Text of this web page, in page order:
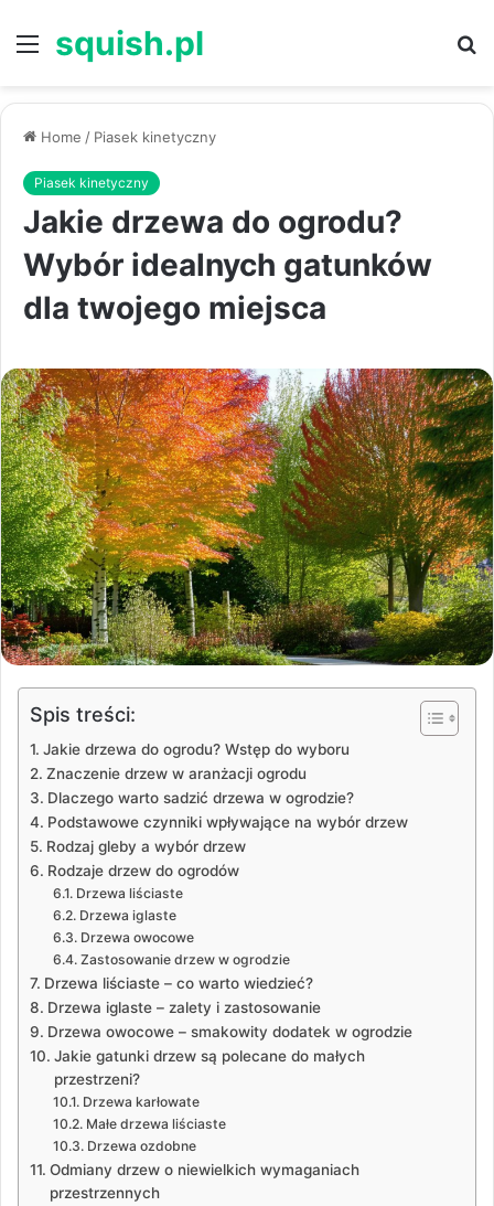
Menu
squish.pl
Home / Piasek kinetyczny
Piasek kinetyczny
Jakie drzewa do ogrodu?
Wybór idealnych gatunków
dla twojego miejsca
Spis treści:
Jakie drzewa do ogrodu? Wstęp do wyboru
Znaczenie drzew w aranżacji ogrodu
Dlaczego warto sadzić drzewa w ogrodzie?
Podstawowe czynniki wpływające na wybór drzew
Rodzaj gleby a wybór drzew
Rodzaje drzew do ogrodów
Drzewa liściaste
Drzewa iglaste
Drzewa owocowe
Zastosowanie drzew w ogrodzie
Drzewa liściaste – co warto wiedzieć?
Drzewa iglaste – zalety i zastosowanie
Drzewa owocowe – smakowity dodatek w ogrodzie
Jakie gatunki drzew są polecane do małych
przestrzeni?
Drzewa karłowate
Małe drzewa liściaste
Drzewa ozdobne
Odmiany drzew o niewielkich wymaganiach
przestrzennych